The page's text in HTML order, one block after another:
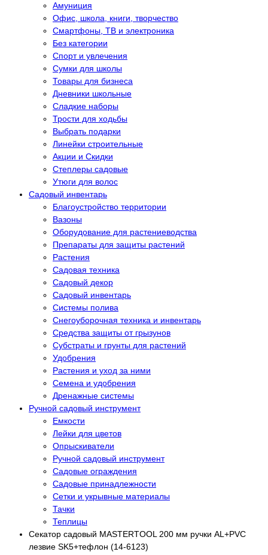
Амуниция
Офис, школа, книги, творчество
Смартфоны, ТВ и электроника
Без категории
Спорт и увлечения
Сумки для школы
Товары для бизнеса
Дневники школьные
Сладкие наборы
Трости для ходьбы
Выбрать подарки
Линейки строительные
Акции и Скидки
Степлеры садовые
Утюги для волос
Садовый инвентарь
Благоустройство территории
Вазоны
Оборудование для растениеводства
Препараты для защиты растений
Растения
Садовая техника
Садовый декор
Садовый инвентарь
Системы полива
Снегоуборочная техника и инвентарь
Средства защиты от грызунов
Субстраты и грунты для растений
Удобрения
Растения и уход за ними
Семена и удобрения
Дренажные системы
Ручной садовый инструмент
Емкости
Лейки для цветов
Опрыскиватели
Ручной садовый инструмент
Садовые ограждения
Садовые принадлежности
Сетки и укрывные материалы
Тачки
Теплицы
Секатор садовый MASTERTOOL 200 мм ручки AL+PVC
лезвие SK5+тефлон (14-6123)